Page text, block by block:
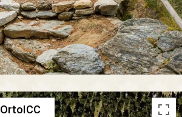
OrtoICC